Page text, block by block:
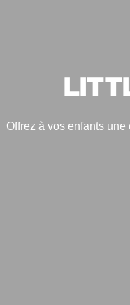
Offrez à vos enfants